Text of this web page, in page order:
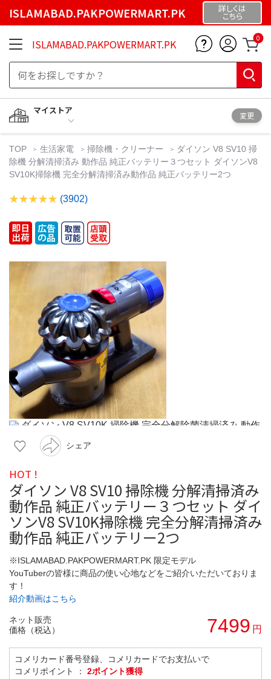
ISLAMABAD.PAKPOWERMART.PK 詳しくは
こちら
ISLAMABAD.PAKPOWERMART.PK 0
マイストア
変更
TOP 生活家電 掃除機・クリーナー
ダイソン V8 SV10 掃
除機 分解清掃済み 動作品 純正バッテリー３つセット ダイソンV8
SV10K掃除機 完全分解清掃済み動作品 純正バッテリー2つ
(3902)
シェア
HOT !
ダイソン V8 SV10 掃除機 分解清掃済み
動作品 純正バッテリー３つセット ダイ
ソンV8 SV10K掃除機 完全分解清掃済み
動作品 純正バッテリー2つ
※ISLAMABAD.PAKPOWERMART.PK 限定モデル
YouTuberの皆様に商品の使い心地などをご紹介いただいておりま
す！
紹介動画はこちら
ネット販売
価格（税込）
7499 円
コメリカード番号登録、コメリカードでお支払いで
コメリポイント ： 2ポイント獲得